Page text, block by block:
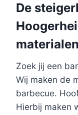
De
Zoek jij een
Wij maken de
barbecue.
Hierbij maken